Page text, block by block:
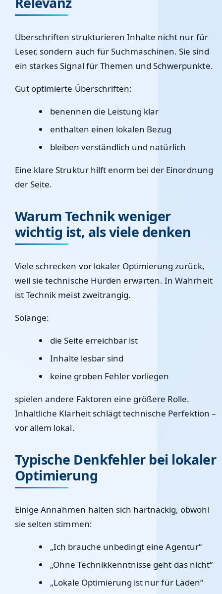
Überschriften strukturieren Inhalte nicht nur für
Leser, sondern auch für Suchmaschinen. Sie sind
ein starkes Signal für Themen und Schwerpunkte.
Gut optimierte Überschriften:
benennen die Leistung klar
enthalten einen lokalen Bezug
bleiben verständlich und natürlich
Eine klare Struktur hilft enorm bei der Einordnung
der Seite.
Warum Technik weniger
wichtig ist, als viele denken
Viele schrecken vor lokaler Optimierung zurück,
weil sie technische Hürden erwarten. In Wahrheit
ist Technik meist zweitrangig.
Solange:
die Seite erreichbar ist
Inhalte lesbar sind
keine groben Fehler vorliegen
spielen andere Faktoren eine größere Rolle.
Inhaltliche Klarheit schlägt technische Perfektion –
vor allem lokal.
Typische Denkfehler bei lokaler
Optimierung
Einige Annahmen halten sich hartnäckig, obwohl
sie selten stimmen:
„Ich brauche unbedingt eine Agentur“
„Ohne Technikkenntnisse geht das nicht“
„Lokale Optimierung ist nur für Läden“